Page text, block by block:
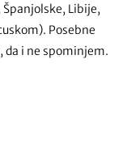
Libije,
Posebne
da i ne spominjem.